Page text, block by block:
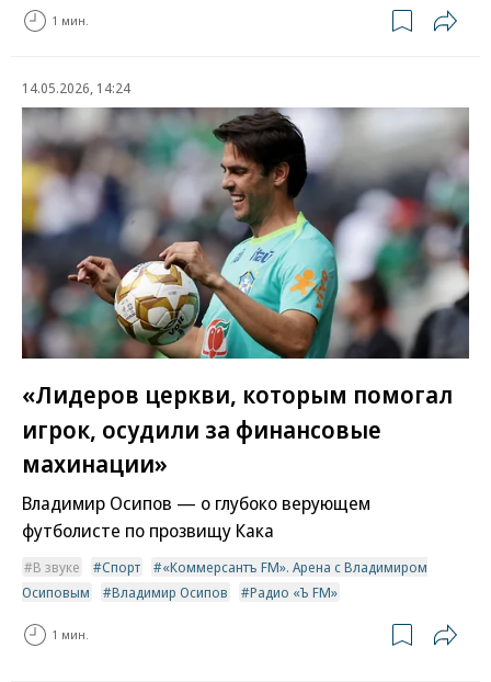
1 мин.
14.05.2026, 14:24
«Лидеров церкви, которым помогал
игрок, осудили за финансовые
махинации»
Владимир Осипов — о глубоко верующем
футболисте по прозвищу Кака
В звуке Спорт
«Коммерсантъ FM». Арена с Владимиром
Осиповым
Владимир Осипов Радио «Ъ FM»
1 мин.